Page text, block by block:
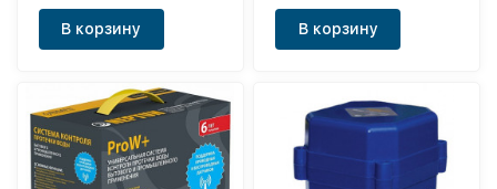
В корзину В корзину